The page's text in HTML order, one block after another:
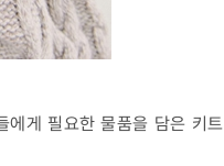
에게 필요한 물품을 담은 키트